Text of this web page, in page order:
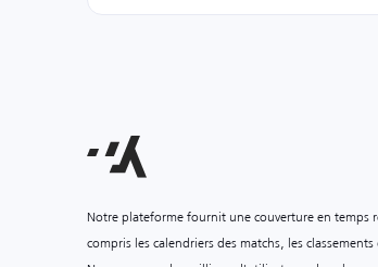
Notre plateforme fournit une couverture en temps
compris les calendriers des matchs, les